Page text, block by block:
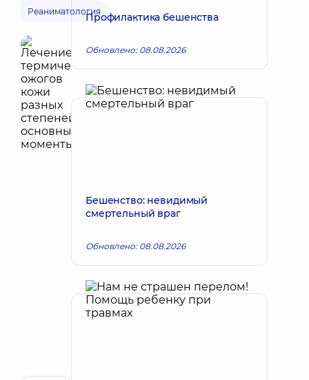
РеаниматологияПрофилактика бешенства
Обновлено: 08.08.2026
Бешенство: невидимый
смертельный враг
Обновлено: 08.08.2026